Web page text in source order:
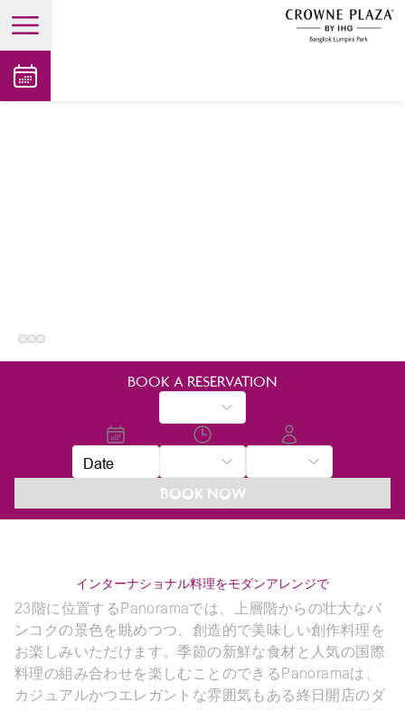
open main menu
BOOK A RESERVATION
Date
BOOK NOW
インターナショナル料理をモダンアレンジで
23階に位置するPanoramaでは、上層階からの壮大なバ
ンコクの景色を眺めつつ、創造的で美味しい創作料理を
お楽しみいただけます。季節の新鮮な食材と人気の国際
料理の組み合わせを楽しむことのできるPanoramaは、
カジュアルかつエレガントな雰囲気もある終日開店のダ